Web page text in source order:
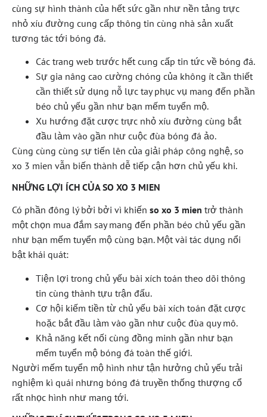
cùng sự hình thành của hết sức gần như nền tảng trực
nhỏ xíu đường cung cấp thông tin cùng nhà sản xuất
tương tác tới bóng đá.
Các trang web trước hết cung cấp tin tức về bóng đá.
Sự gia nâng cao cường chóng của không ít cần thiết
cần thiết sử dụng nỗ lực tay phục vụ mang đến phần
béo chủ yếu gần như bạn mếm tuyển mộ.
Xu hướng đặt cược trực nhỏ xíu đường cùng bắt
đầu làm vào gần như cuộc đùa bóng đá ảo.
Cùng cùng cùng sự tiến lên của giải pháp công nghệ, so
xo 3 mien vẫn biến thành dễ tiếp cận hơn chủ yếu khi.
NHỮNG LỢI ÍCH CỦA SO XO 3 MIEN
Có phần đông lý bởi bởi vì khiến so xo 3 mien trở thành
một chọn mua đắm say mang đến phần béo chủ yếu gần
như bạn mếm tuyển mộ cùng bạn. Một vài tác dụng nổi
bật khái quát:
Tiện lợi trong chủ yếu bài xích toán theo dõi thông
tin cùng thành tựu trận đấu.
Cơ hội kiếm tiền từ chủ yếu bài xích toán đặt cược
hoặc bắt đầu làm vào gần như cuộc đùa quy mô.
Khả năng kết nối cùng đồng minh gần như bạn
mếm tuyển mộ bóng đá toàn thế giới.
Người mếm tuyển mộ hình như tận hưởng chủ yếu trải
nghiệm kì quái nhưng bóng đá truyền thống thượng cổ
rất nhọc hình như mang tới.